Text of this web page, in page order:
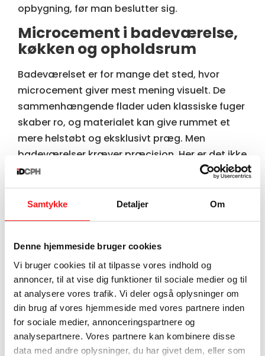
Samtykke Detaljer Om
Denne hjemmeside bruger cookies
Vi bruger cookies til at tilpasse vores indhold og
annoncer, til at vise dig funktioner til sociale medier og til
at analysere vores trafik. Vi deler også oplysninger om
din brug af vores hjemmeside med vores partnere inden
for sociale medier, annonceringspartnere og
analysepartnere. Vores partnere kan kombinere disse
data med andre oplysninger, du har givet dem, eller som
opbygning, før man beslutter sig.
Microcement i badeværelse,
køkken og opholdsrum
Badeværelset er for mange det sted, hvor
microcement giver mest mening visuelt. De
sammenhængende flader uden klassiske fuger
skaber ro, og materialet kan give rummet et
mere helstøbt og eksklusivt præg. Men
badeværelser kræver præcision. Her er det ikke
nok, at overfladen ser korrekt ud. Hele
løsningen skal være opbygget rigtigt i forhold
tilvådrumskrav
, detaljer og afslutninger.
kombinerer et stærkt designudtryk med en
overflade, der kan indgå naturligt i både
moderne og mere varme indretninger. Her skal
man især tænke over, hvordan gulv eller væg
bruges i praksis. Fedt, vand, daglig rengøring
og høj trafik stiller konkrete krav til finish og
beskyttelse.